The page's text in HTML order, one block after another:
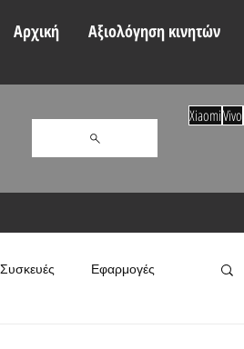
Αρχική Αξιολόγηση κινητών
Συσκευές Εφαρμογές
XiaomiVivo